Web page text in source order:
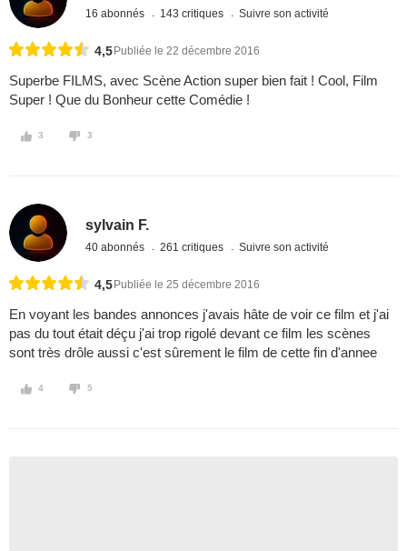
16 abonnés 143 critiques Suivre son activité
4,5 Publiée le 22 décembre 2016
Superbe FILMS, avec Scène Action super bien fait ! Cool, Film
Super ! Que du Bonheur cette Comédie !
3 3
sylvain F.
40 abonnés 261 critiques Suivre son activité
4,5 Publiée le 25 décembre 2016
En voyant les bandes annonces j'avais hâte de voir ce film et j'ai
pas du tout était déçu j'ai trop rigolé devant ce film les scènes
sont très drôle aussi c'est sûrement le film de cette fin d'annee
4 5